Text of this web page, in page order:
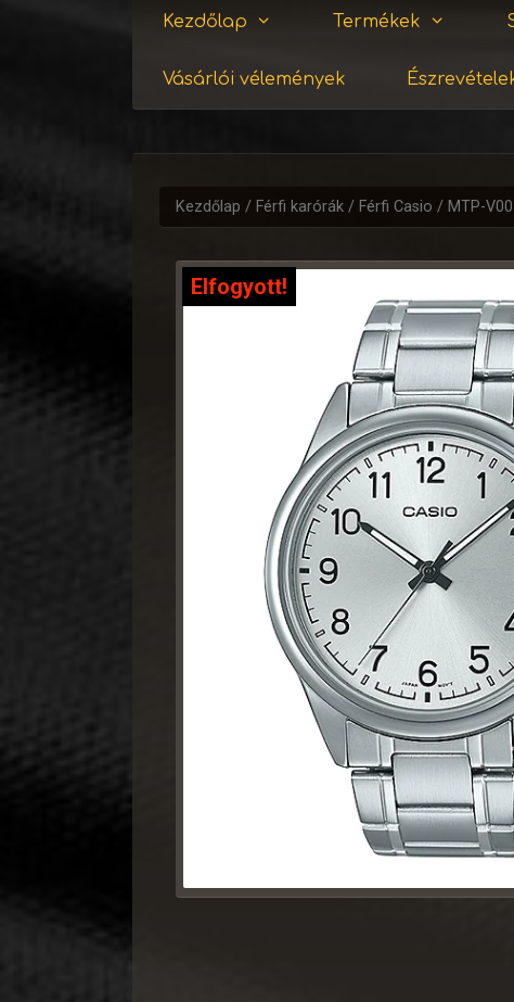
Kezdőlap Termékek
Vásárlói vélemények
Kezdőlap / Férfi karórák / Férfi Casio / MTP-
Elfogyott!